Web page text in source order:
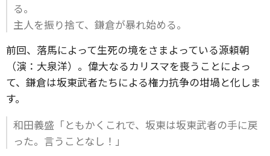
る。
主人を振り捨て、鎌倉が暴れ始める。
前回、落馬によって生死の境をさまよっている源頼朝
（演：大泉洋）。偉大なるカリスマを喪うことによっ
て、鎌倉は坂東武者たちによる権力抗争の坩堝と化しま
す。
和田義盛「ともかくこれで、坂東は坂東武者の手に戻
った。言うことなし！」